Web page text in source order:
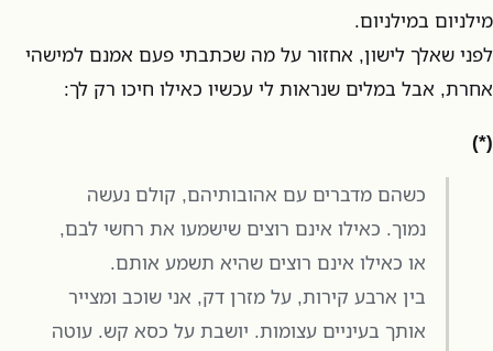
מילניום במילניום.
לפני שאלך לישון, אחזור על מה שכתבתי פעם אמנם למישהי
אחרת, אבל במלים שנראות לי עכשיו כאילו חיכו רק לך:
(*)
כשהם מדברים עם אהובותיהם, קולם נעשה
נמוך. כאילו אינם רוצים שישמעו את רחשי לבם,
או כאילו אינם רוצים שהיא תשמע אותם.
בין ארבע קירות, על מזרן דק, אני שוכב ומצייר
אותך בעיניים עצומות. יושבת על כסא קש. עוטה